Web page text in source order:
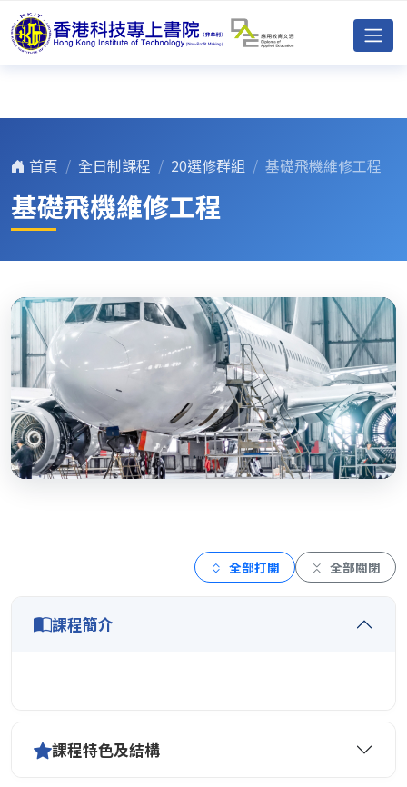
首頁 全日制課程 20選修群組 基礎飛機維修工程
基礎飛機維修工程
全部打開 全部關閉
課程簡介
課程特色及結構